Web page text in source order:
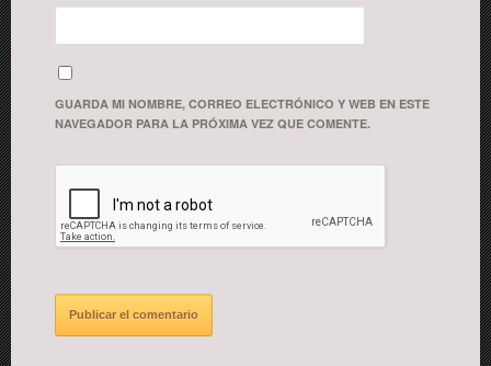
GUARDA MI NOMBRE, CORREO ELECTRÓNICO Y WEB EN ESTE
NAVEGADOR PARA LA PRÓXIMA VEZ QUE COMENTE.